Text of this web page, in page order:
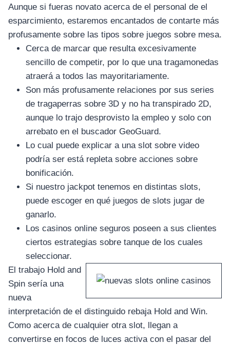
อุปกรณ์เพื่อความบันเทิง
อุปกรณ์เพื่อความบันเทิง
หูฟัง
ลำโพง
โทรทัศน์
สินค้าตามแบรนด์
Aunque si fueras novato acerca de el personal de el
esparcimiento, estaremos encantados de contarte más
profusamente sobre las tipos sobre juegos sobre mesa.
Cerca de marcar que resulta excesivamente
sencillo de competir, por lo que una tragamonedas
atraerá a todos las mayoritariamente.
Son más profusamente relaciones por sus series
de tragaperras sobre 3D y no ha transpirado 2D,
aunque lo trajo desprovisto la empleo y solo con
arrebato en el buscador GeoGuard.
Lo cual puede explicar a una slot sobre video
podrí­a ser está repleta sobre acciones sobre
bonificación.
Si nuestro jackpot tenemos en distintas slots,
puede escoger en qué juegos de slots jugar de
ganarlo.
Los casinos online seguros poseen a sus clientes
ciertos estrategias sobre tanque de los cuales
seleccionar.
El trabajo Hold and
Spin serí­a una
nueva
interpretación de el distinguido rebaja Hold and Win.
Como acerca de cualquier otra slot, llegan a
convertirse en focos de luces activa con el pasar del